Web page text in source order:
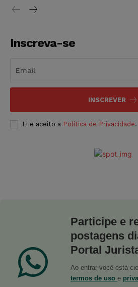
Inscreva-se
INSCREVER
Li e aceito a Política de Privacidade.
Participe e
postagens
Portal
Ao entrar você está
termos de uso e